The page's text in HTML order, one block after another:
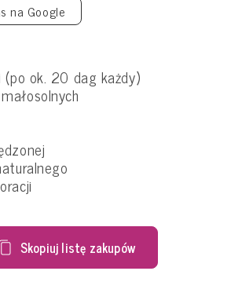
na Google
ok. 20 dag każdy)
Skopiuj listę zakupów